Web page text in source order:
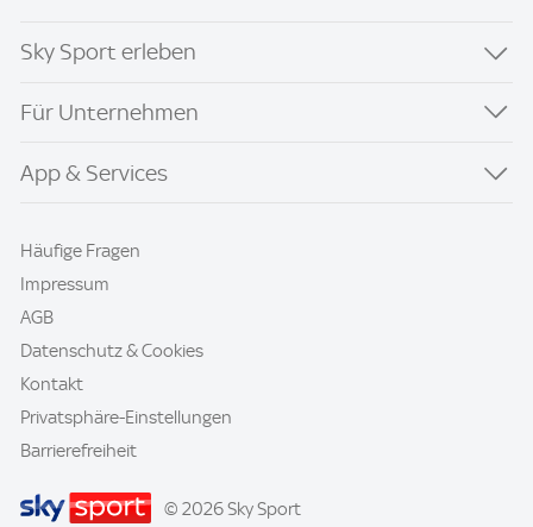
Sky Sport erleben
Für Unternehmen
App & Services
Häufige Fragen
Impressum
AGB
Datenschutz & Cookies
Kontakt
Privatsphäre-Einstellungen
Barrierefreiheit
© 2026 Sky Sport